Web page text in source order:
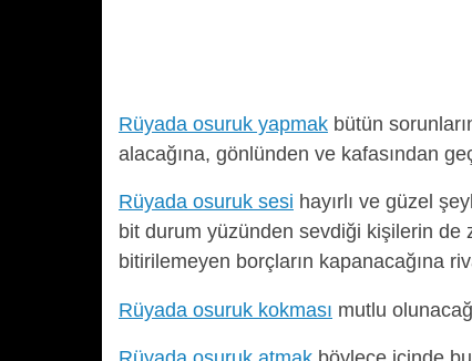
Rüyada osuruk yapmak bütün
alacağına, gönlünden ve kafasından
Rüyada osuruk sesi hayırlı ve güzel
bit durum yüzünden sevdiği kişilerin de
bitirilemeyen borçların kapanacağına
Rüyada osuruk kokması mutlu